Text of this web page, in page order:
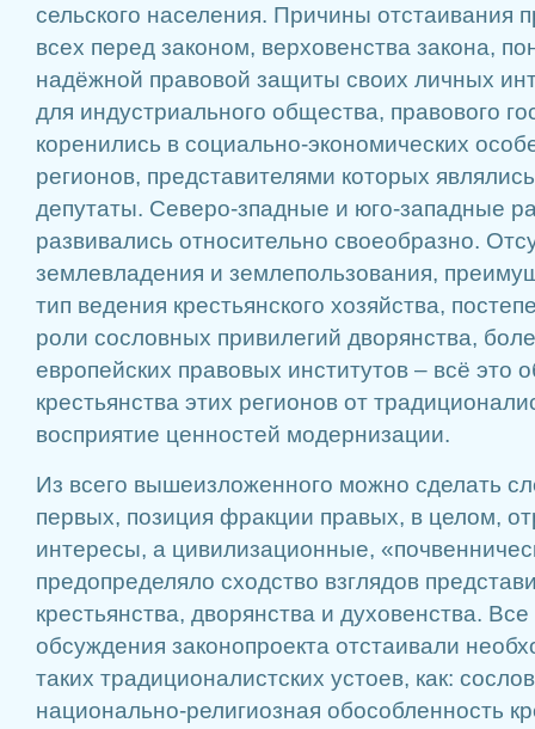
сельского населения. Причины отстаивания
всех перед законом, верховенства закона,
надёжной правовой защиты своих личных
для индустриального общества, правового
коренились в социально-экономических
регионов, представителями которых
депутаты. Северо-зпадные и юго-западные
развивались относительно своеобразно.
землевладения и землепользования,
тип ведения крестьянского хозяйства,
роли сословных привилегий дворянства,
европейских правовых институтов – всё это
крестьянства этих регионов от
восприятие ценностей модернизации.
Из всего вышеизложенного можно сделать
первых, позиция фракции правых, в целом,
интересы, а цивилизационные,
предопределяло сходство взглядов
крестьянства, дворянства и духовенства.
обсуждения законопроекта отстаивали
таких традиционалистских устоев, как:
национально-религиозная обособленность